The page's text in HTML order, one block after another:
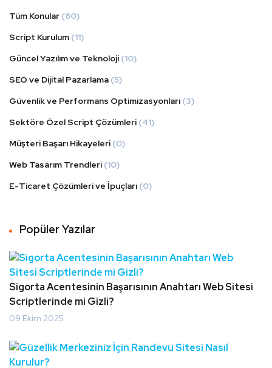
Tüm Konular (80)
Script Kurulum (11)
Güncel Yazılım ve Teknoloji (10)
SEO ve Dijital Pazarlama (5)
Güvenlik ve Performans Optimizasyonları (3)
Sektöre Özel Script Çözümleri (41)
Müşteri Başarı Hikayeleri (0)
Web Tasarım Trendleri (10)
E-Ticaret Çözümleri ve İpuçları (0)
Popüler Yazılar
Sigorta Acentesinin Başarısının Anahtarı Web Sitesi
Scriptlerinde mi Gizli?
09 Ekim 2025